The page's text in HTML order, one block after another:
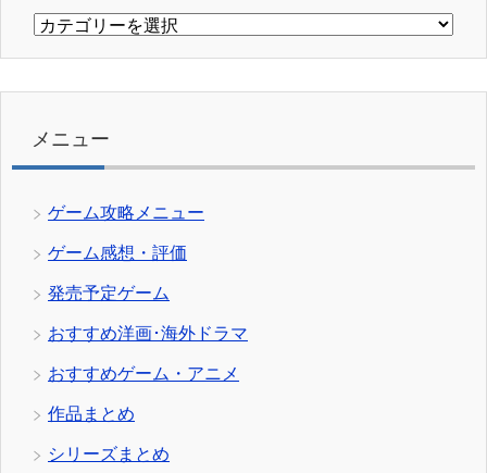
カ
リ
メニュー
ゲーム攻略メニュー
ゲーム感想・評価
発売予定ゲーム
おすすめ洋画･海外ドラマ
おすすめゲーム・アニメ
作品まとめ
シリーズまとめ